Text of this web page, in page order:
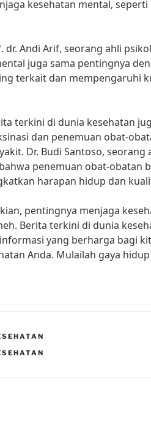
kesehatan mental,
dr. Andi Arif, seorang ahli
juga sama pentingnya
terkait dan mempengaruhi
terkini di dunia kesehatan
dan penemuan obat-
Dr. Budi Santoso,
penemuan obat-obatan
harapan hidup dan
pentingnya menjaga
Berita terkini di dunia
yang berharga bagi
Anda. Mulailah gaya